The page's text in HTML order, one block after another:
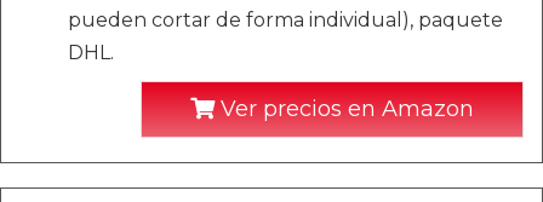
pueden cortar de forma individual), paquete
DHL.
Ver precios en Amazon